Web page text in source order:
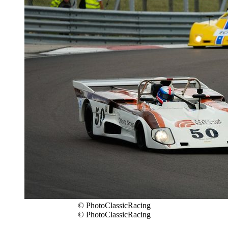
© PhotoClassicRacing
© PhotoClassicRacing